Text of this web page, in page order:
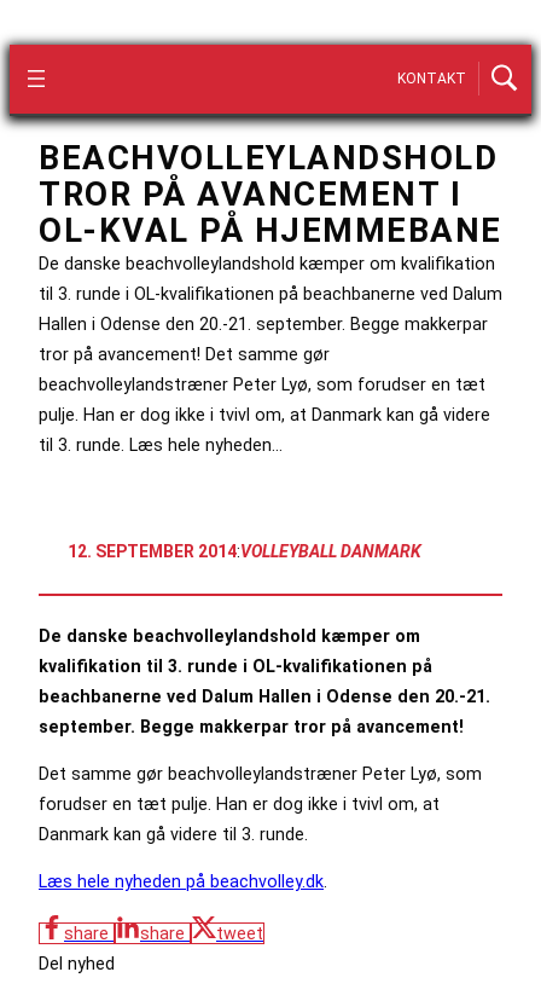
KONTAKT
BEACHVOLLEYLANDSHOLD
TROR PÅ AVANCEMENT I
OL-KVAL PÅ HJEMMEBANE
De danske beachvolleylandshold kæmper om kvalifikation
til 3. runde i OL-kvalifikationen på beachbanerne ved Dalum
Hallen i Odense den 20.-21. september. Begge makkerpar
tror på avancement! Det samme gør
beachvolleylandstræner Peter Lyø, som forudser en tæt
pulje. Han er dog ikke i tvivl om, at Danmark kan gå videre
til 3. runde. Læs hele nyheden…
12. SEPTEMBER 2014:VOLLEYBALL DANMARK
De danske beachvolleylandshold kæmper om
kvalifikation til 3. runde i OL-kvalifikationen på
beachbanerne ved Dalum Hallen i Odense den 20.-21.
september. Begge makkerpar tror på avancement!
Det samme gør beachvolleylandstræner Peter Lyø, som
forudser en tæt pulje. Han er dog ikke i tvivl om, at
Danmark kan gå videre til 3. runde.
Læs hele nyheden på beachvolley.dk.
share share
tweet
Del nyhed